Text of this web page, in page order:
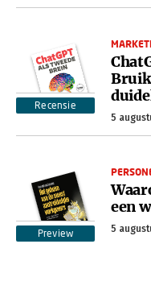
Recensie
5
Preview
een
5